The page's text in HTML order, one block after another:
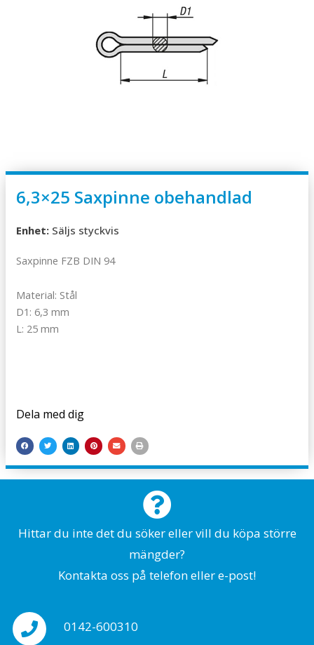
6,3×25 Saxpinne obehandlad
Enhet: Säljs styckvis
Saxpinne FZB DIN 94
Material: Stål
D1: 6,3 mm
L: 25 mm
Dela med dig
Hittar du inte det du söker eller vill du köpa större
mängder?
Kontakta oss på telefon eller e-post!
0142-600310